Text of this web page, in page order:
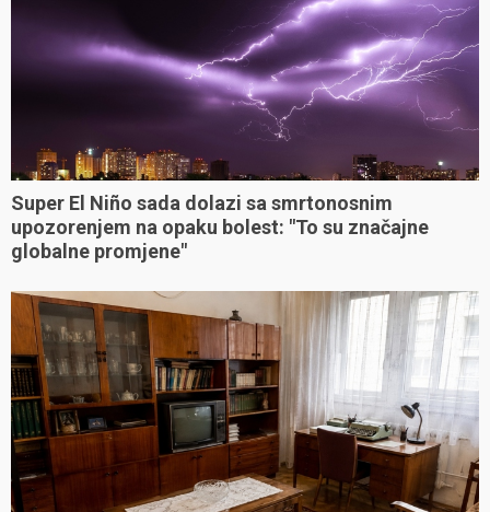
Super El Niño sada dolazi sa smrtonosnim
upozorenjem na opaku bolest: "To su značajne
globalne promjene"